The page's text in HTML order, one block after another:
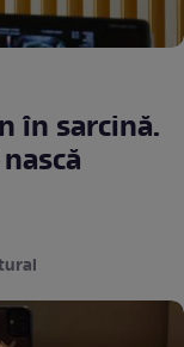
în sarcină.